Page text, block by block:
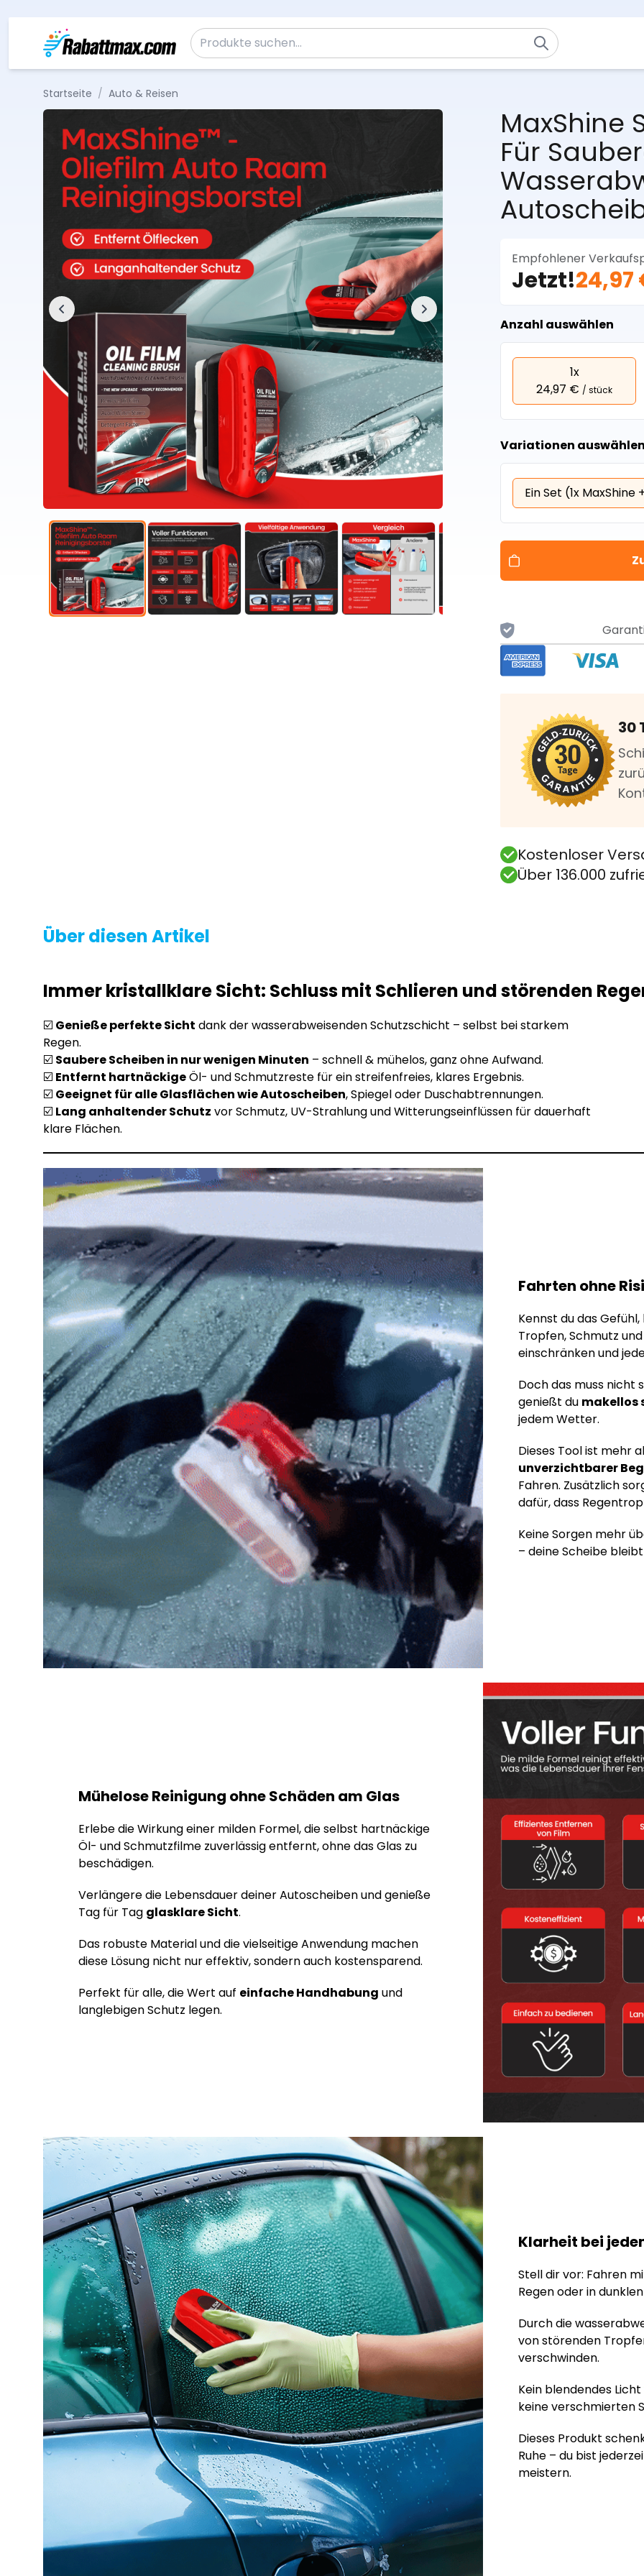
Suche nach:
Startseite / Auto & Reisen
MaxShine
Für
Empfohlener
Jetzt!24,97
Anzahl auswählen
1x
24,97 € / stück
Variationen
Ein Set (1x
30
Kostenloser
Über 136.000
Über diesen Artikel
Immerkristallklare Sicht: Schluss mit Schlieren und störenden
☑️ Genieße perfekte Sicht dank der wasserabweisenden Schutzschicht – selbst bei starkem
Regen.
☑️ Saubere Scheiben in nur wenigen Minuten – schnell & mühelos, ganz ohne Aufwand.
☑️ Entfernt hartnäckigeÖl- und Schmutzreste für ein streifenfreies, klares Ergebnis.
☑️ Geeignet für alle Glasflächen wie Autoscheiben, Spiegel oder Duschabtrennungen.
☑️ Lang anhaltender Schutz vor Schmutz, UV-Strahlung und Witterungseinflüssen für dauerhaft
klare Flächen.
Fahrten ohne
Kennst du das
Tropfen, Schmutz
einschränken und
Doch das muss nicht
genießt du makellos
jedem Wetter.
Dieses Tool ist mehr
unverzichtbarer
Fahren. Zusätzlich
dafür, dass
Keine Sorgen mehr
– deine Scheibe
Mühelose Reinigung ohne Schäden am Glas
Erlebe die Wirkung einer milden Formel, die selbst hartnäckige
Öl- und Schmutzfilme zuverlässig entfernt, ohne das Glas zu
beschädigen.
Verlängere die Lebensdauer deiner Autoscheiben und genieße
Tag für Tag glasklare Sicht.
Das robuste Material und die vielseitige Anwendung machen
diese Lösung nicht nur effektiv, sondern auch kostensparend.
Perfekt für alle, die Wert auf einfache Handhabung und
langlebigen Schutz legen.
Klarheit bei
Stell dir vor: Fahren
Regen oder in
Durch die
von störenden
verschwinden.
Kein blendendes
keine verschmierten
Dieses Produkt
Ruhe – du bist
meistern.